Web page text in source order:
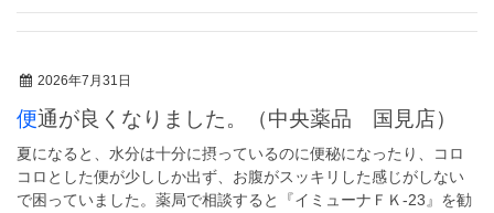
2026年7月31日
便通が良くなりました。（中央薬品 国見店）
夏になると、水分は十分に摂っているのに便秘になったり、コロ
コロとした便が少ししか出ず、お腹がスッキリした感じがしない
で困っていました。薬局で相談すると『イミューナＦＫ-23』を勧